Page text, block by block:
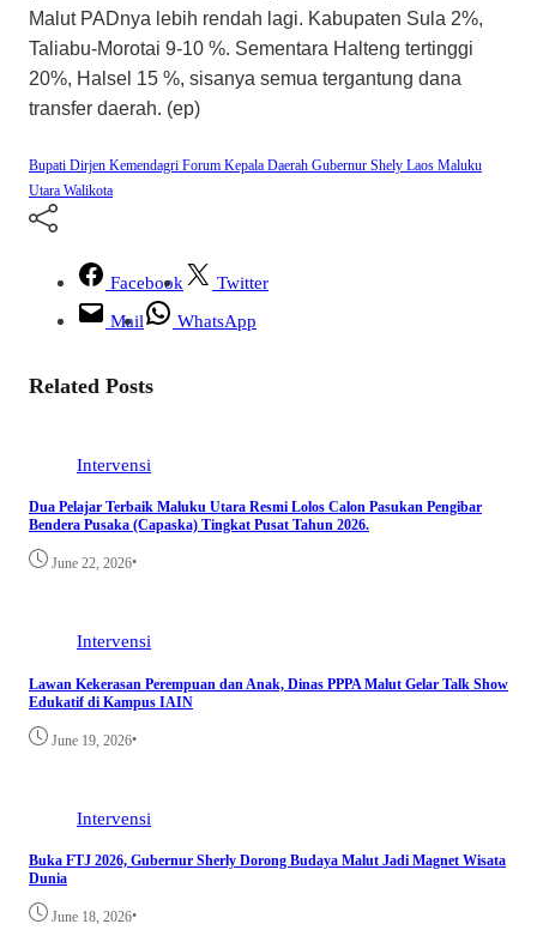
Malut PADnya lebih rendah lagi. Kabupaten Sula 2%,
Taliabu-Morotai 9-10 %. Sementara Halteng tertinggi
20%, Halsel 15 %, sisanya semua tergantung dana
transfer daerah. (ep)
Bupati Dirjen Kemendagri Forum Kepala Daerah Gubernur Shely Laos Maluku
Utara Walikota
Facebook
Twitter
Mail
WhatsApp
Related Posts
Intervensi
Dua Pelajar Terbaik Maluku Utara Resmi Lolos Calon Pasukan Pengibar
Bendera Pusaka (Capaska) Tingkat Pusat Tahun 2026.
June 22, 2026•
Intervensi
Lawan Kekerasan Perempuan dan Anak, Dinas PPPA Malut Gelar Talk Show
Edukatif di Kampus IAIN
June 19, 2026•
Intervensi
Buka FTJ 2026, Gubernur Sherly Dorong Budaya Malut Jadi Magnet Wisata
Dunia
June 18, 2026•